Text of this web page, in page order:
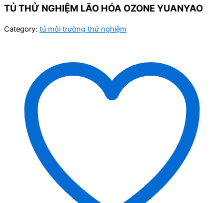
TỦ THỬ NGHIỆM LÃO HÓA OZONE YUANYAO
Category: tủ môi trường thử nghiệm